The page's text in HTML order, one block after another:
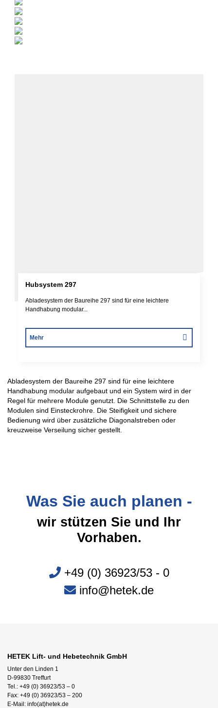
Hubsystem 297
Abladesystem der Baureihe 297 sind für eine leichtere
Handhabung modular...
Mehr
Abladesystem der Baureihe 297 sind für eine leichtere
Handhabung modular aufgebaut und ein System wird in der
Regel für mehrere Module genutzt. Die Schnittstelle zu den
Modulen sind Einsteckrohre. Die Steifigkeit und sichere
Bedienung wird über zusätzliche Diagonalstreben oder
kreuzweise Verseilung sicher gestellt.
Was Sie auch planen -
wir stützen Sie und Ihr
Vorhaben.
+49 (0) 36923/53 - 0
info@hetek.de
HETEK Lift- und Hebetechnik GmbH
Unter den Linden 1
D-99830 Treffurt
Tel.: +49 (0) 36923/53 – 0
Fax: +49 (0) 36923/53 – 200
E-Mail: info(at)hetek.de